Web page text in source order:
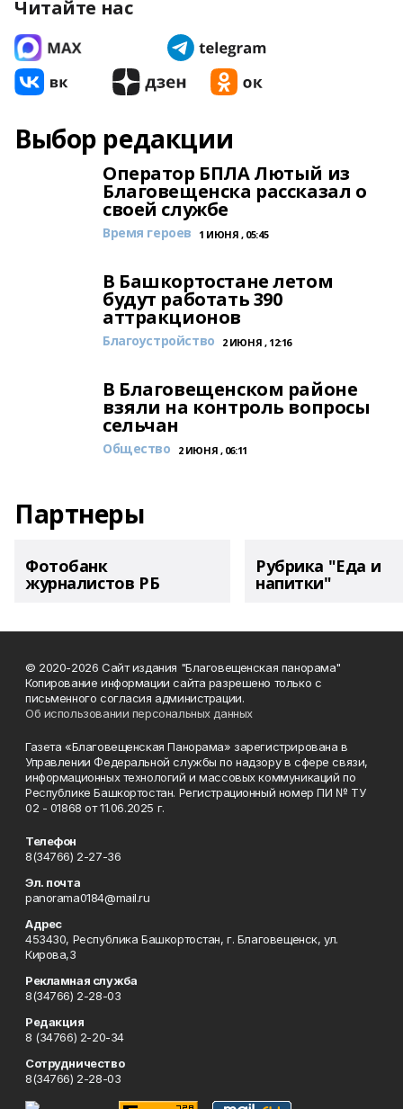
Читайте нас
Выбор редакции
Оператор БПЛА Лютый из
Благовещенска рассказал о
своей службе
Время героев 1 ИЮНЯ , 05:45
В Башкортостане летом
будут работать 390
аттракционов
Благоустройство 2 ИЮНЯ , 12:16
В Благовещенском районе
взяли на контроль вопросы
сельчан
Общество 2 ИЮНЯ , 06:11
Партнеры
Фотобанк
журналистов РБ
Рубрика "Еда и
напитки"
© 2020-2026 Сайт издания "Благовещенская панорама"
Копирование информации сайта разрешено только с
письменного согласия администрации.
Об использовании персональных данных
Газета «Благовещенская Панорама» зарегистрирована в
Управлении Федеральной службы по надзору в сфере связи,
информационных технологий и массовых коммуникаций по
Республике Башкортостан. Регистрационный номер ПИ № ТУ
02 - 01868 от 11.06.2025 г.
Телефон
8(34766) 2-27-36
Эл. почта
panorama0184@mail.ru
Адрес
453430, Республика Башкортостан, г. Благовещенск, ул.
Кирова,3
Рекламная служба
8(34766) 2-28-03
Редакция
8 (34766) 2-20-34
Сотрудничество
8(34766) 2-28-03